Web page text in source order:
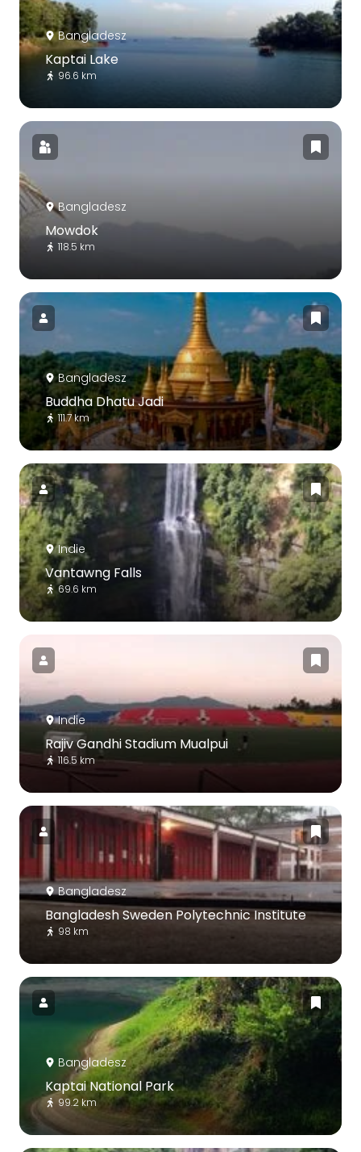
Bangladesz
Kaptai Lake
96.6 km
Bangladesz
Mowdok
118.5 km
Bangladesz
Buddha Dhatu Jadi
111.7 km
Indie
Vantawng Falls
69.6 km
Indie
Rajiv Gandhi Stadium Mualpui
116.5 km
Bangladesz
Bangladesh Sweden Polytechnic Institute
98 km
Bangladesz
Kaptai National Park
99.2 km